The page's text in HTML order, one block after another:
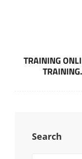
Post
TRAINING
Search